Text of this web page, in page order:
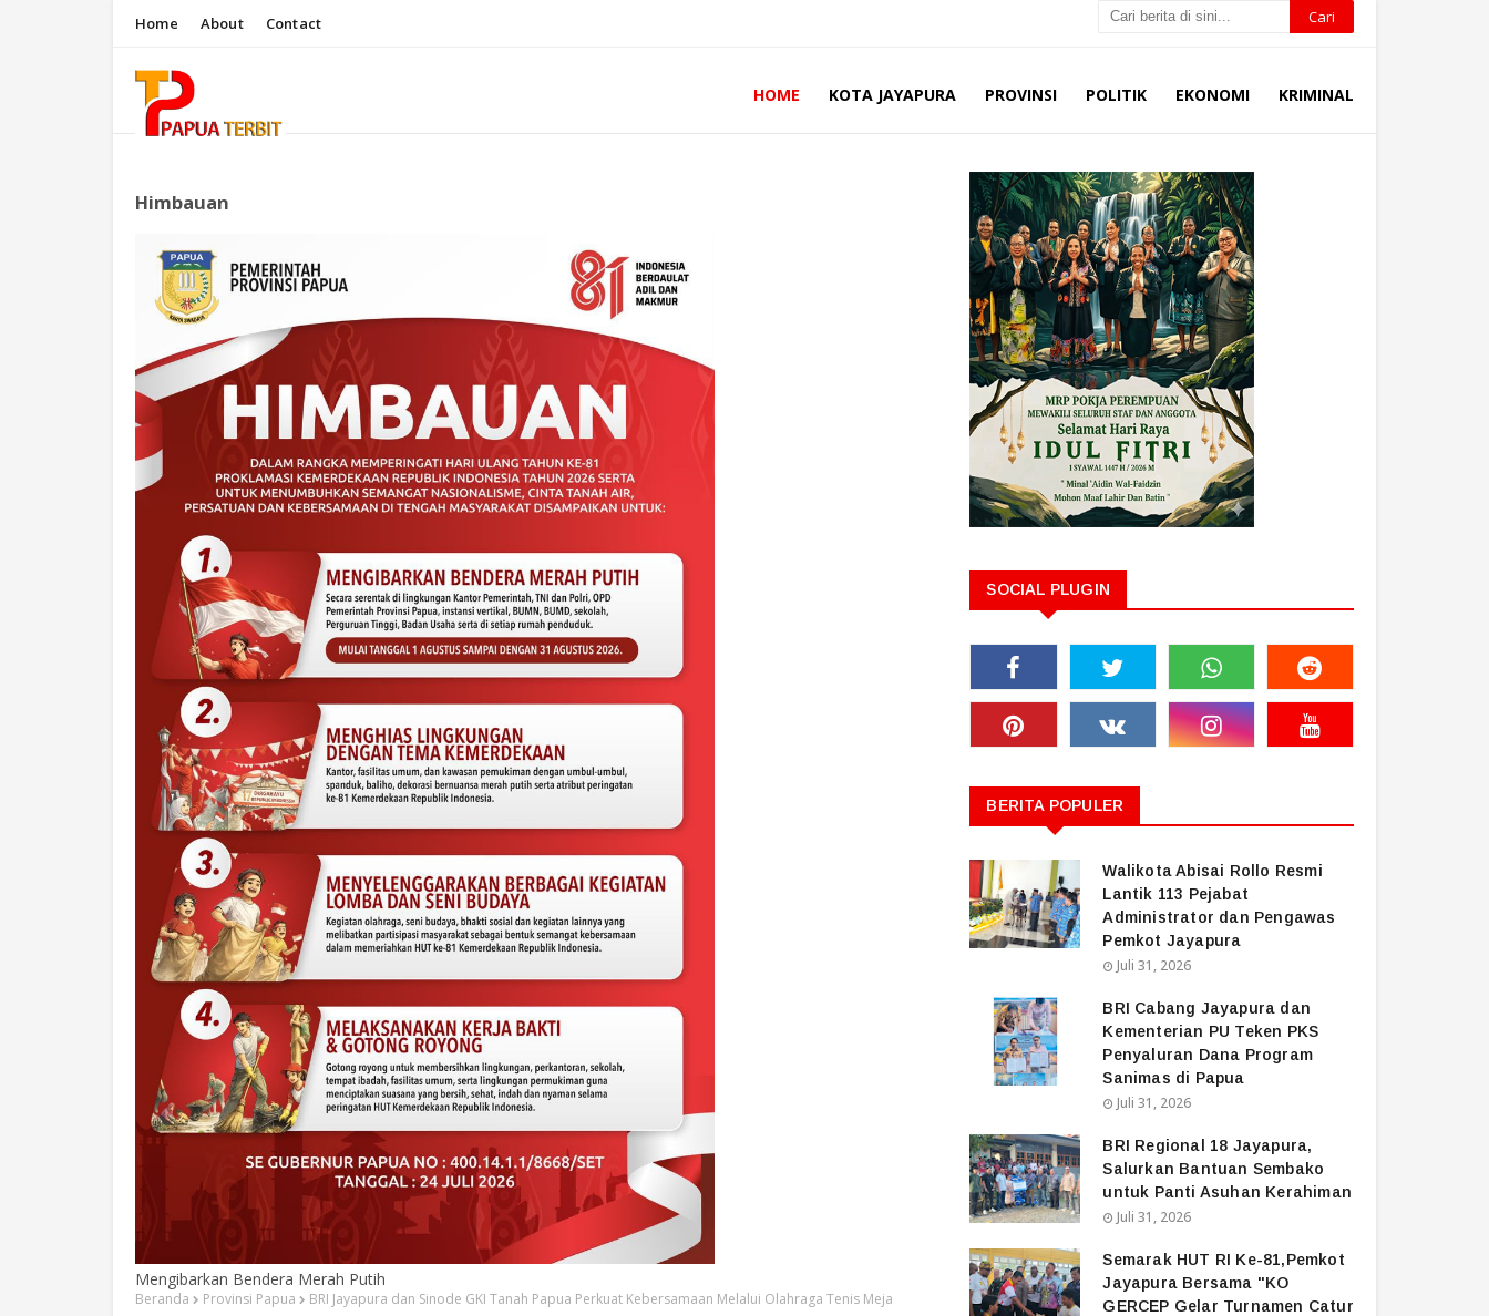
Home About Contact
HOME KOTA JAYAPURA PROVINSI POLITIK EKONOMI KRIMINAL
Himbauan
Mengibarkan Bendera Merah Putih
Beranda Provinsi Papua BRI Jayapura dan Sinode GKI Tanah Papua Perkuat Kebersamaan Melalui Olahraga Tenis Meja
SOCIAL PLUGIN
BERITA POPULER
Walikota Abisai Rollo Resmi
Lantik 113 Pejabat
Administrator dan Pengawas
Pemkot Jayapura
Juli 31, 2026
BRI Cabang Jayapura dan
Kementerian PU Teken PKS
Penyaluran Dana Program
Sanimas di Papua
Juli 31, 2026
BRI Regional 18 Jayapura,
Salurkan Bantuan Sembako
untuk Panti Asuhan Kerahiman
Juli 31, 2026
Semarak HUT RI Ke-81,Pemkot
Jayapura Bersama "KO
GERCEP Gelar Turnamen Catur